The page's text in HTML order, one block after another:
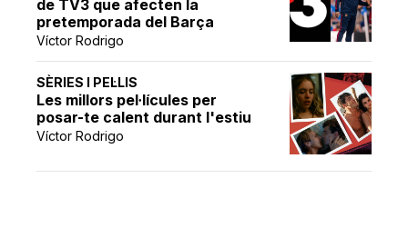
de TV3 que afecten la
pretemporada del Barça
Víctor Rodrigo
SÈRIES I PEL·LIS
Les millors pel·lícules per
posar-te calent durant l'estiu
Víctor Rodrigo